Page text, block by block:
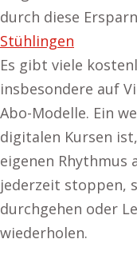
durch diese
Stühlingen
Es gibt viele
insbesondere auf
Abo-Modelle. Ein
digitalen Kursen
eigenen Rhythmus
jederzeit stoppen,
durchgehen oder
wiederholen.